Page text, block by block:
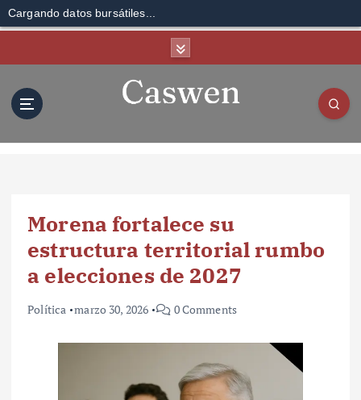
Cargando datos bursátiles...
Morena fortalece su
estructura territorial rumbo
a elecciones de 2027
Política marzo 30, 2026 0 Comments